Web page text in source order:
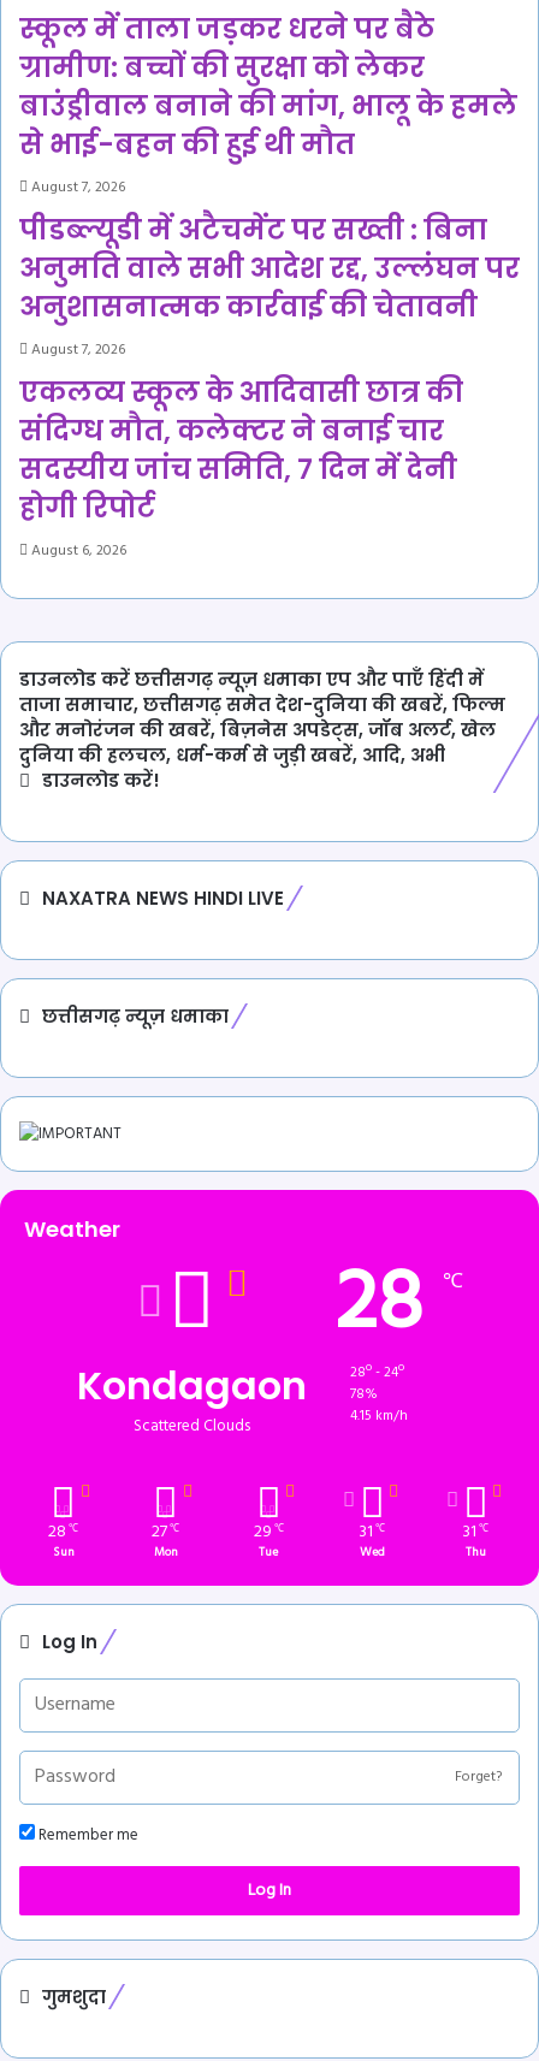
स्कूल में ताला जड़कर धरने पर बैठे
ग्रामीण: बच्चों की सुरक्षा को लेकर
बाउंड्रीवाल बनाने की मांग, भालू के हमले
से भाई-बहन की हुई थी मौत
August 7, 2026
पीडब्ल्यूडी में अटैचमेंट पर सख्ती : बिना
अनुमति वाले सभी आदेश रद्द, उल्लंघन पर
अनुशासनात्मक कार्रवाई की चेतावनी
August 7, 2026
एकलव्य स्कूल के आदिवासी छात्र की
संदिग्ध मौत, कलेक्टर ने बनाई चार
सदस्यीय जांच समिति, 7 दिन में देनी
होगी रिपोर्ट
August 6, 2026
डाउनलोड करें छत्तीसगढ़ न्यूज़ धमाका एप और पाएँ हिंदी में
ताजा समाचार, छत्तीसगढ़ समेत देश-दुनिया की खबरें, फिल्म
और मनोरंजन की खबरें, बिज़नेस अपडेट्स, जॉब अलर्ट, खेल
दुनिया की हलचल, धर्म-कर्म से जुड़ी खबरें, आदि, अभी
डाउनलोड करें!
NAXATRA NEWS HINDI LIVE
छत्तीसगढ़ न्यूज़ धमाका
Weather
Kondagaon
Scattered Clouds
28 ℃
28º - 24º
78%
4.15 km/h
28 ℃
Sun
27℃
Mon
29 ℃
Tue
31 ℃
Wed
31 ℃
Thu
Log In
Forget?
Remember me
Log In
गुमशुदा